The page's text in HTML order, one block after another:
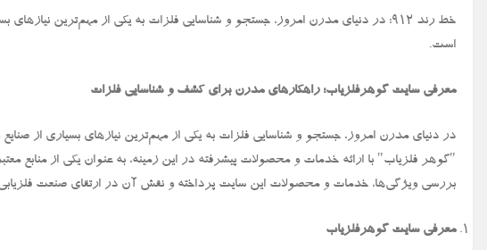
خط رند ۹۱۲: در دنیای مدرن امروز، جستجو و شناسایی فلزات به یکی از مهم‌ترین
است.
معرفی سایت گوهرفلزیاب: راهکارهای مدرن برای کشف و شناسایی فلزات
در دنیای مدرن امروز، جستجو و شناسایی فلزات به یکی از مهم‌ترین نیازهای بسیاری از
"گوهر فلزیاب" با ارائه خدمات و محصولات پیشرفته در این زمینه، به عنوان یکی از منابع
بررسی ویژگی‌ها، خدمات و محصولات این سایت پرداخته و نقش آن در ارتقای صنعت
معرفی سایت گوهرفلزیاب